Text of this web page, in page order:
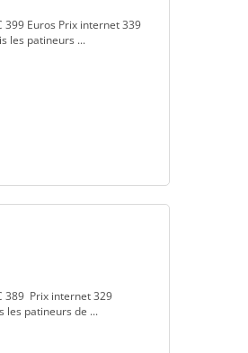
399 Euros Prix internet 339
les patineurs ...
389 Prix internet 329
les patineurs de ...